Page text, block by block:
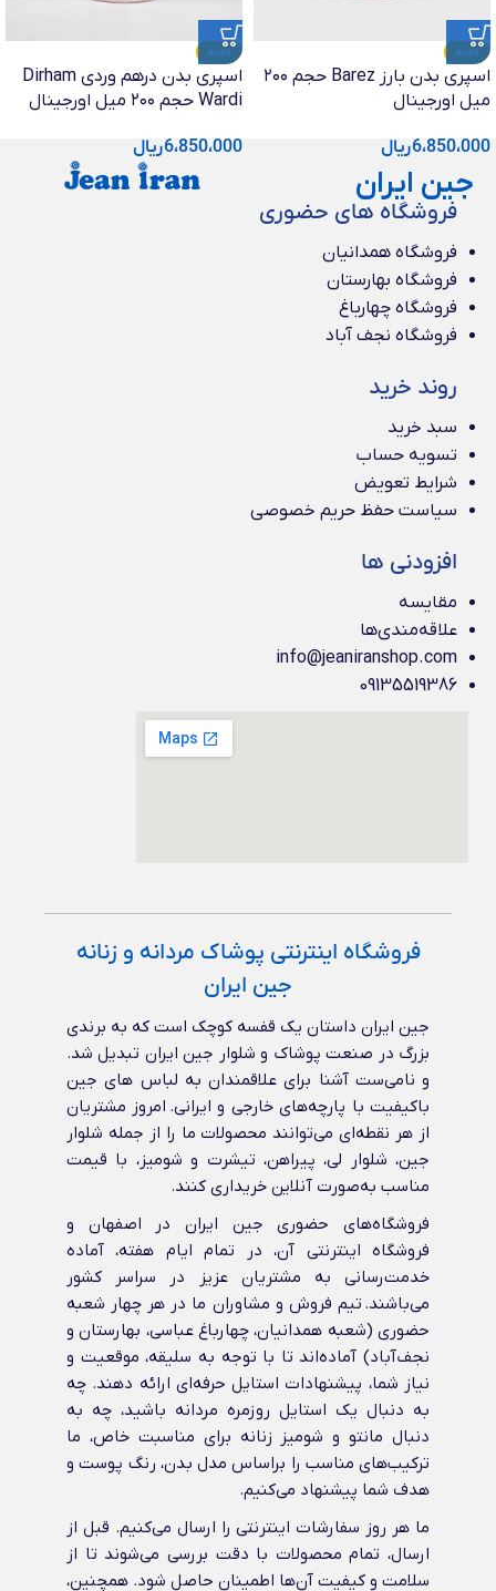
جدید
اسپری بدن بارز Barez حجم ۲۰۰
میل اورجینال
6،850،000ریال
جدید
اسپری بدن درهم وردی Dirham
Wardi حجم ۲۰۰ میل اورجینال
6،850،000ریال
جین ایران
فروشگاه های حضوری
فروشگاه همدانیان
فروشگاه بهارستان
فروشگاه چهارباغ
فروشگاه نجف آباد
روند خرید
سبد خرید
تسویه حساب
شرایط تعویض
سیاست حفظ حریم خصوصی
افزودنی ها
مقایسه
علاقه‌مندی‌ها
info@jeaniranshop.com
09135519386
فروشگاه اینترنتی پوشاک مردانه و زنانه
جین ایران
جین ایران داستان یک قفسه کوچک است که به برندی
بزرگ در صنعت پوشاک و شلوار جین ایران تبدیل شد.
و نامی‌ست آشنا برای علاقمندان به لباس های جین
باکیفیت با پارچه‌های خارجی و ایرانی‌. امروز مشتریان
از هر نقطه‌ای می‌توانند محصولات ما را از جمله شلوار
جین، شلوار لی، پیراهن، تیشرت و شومیز، با قیمت
مناسب به‌صورت آنلاین خریداری کنند.
فروشگاه‌های حضوری جین ایران در اصفهان و
فروشگاه اینترنتی آن، در تمام ایام هفته، آماده
خدمت‌رسانی به مشتریان عزیز در سراسر کشور
می‌باشند. تیم فروش و مشاوران ما در هر چهار شعبه
حضوری (شعبه همدانیان، چهارباغ عباسی، بهارستان و
نجف‌آباد) آماده‌اند تا با توجه به سلیقه، موقعیت و
نیاز شما، پیشنهادات استایل حرفه‌ای ارائه دهند. چه
به دنبال یک استایل روزمره مردانه باشید، چه به
دنبال مانتو و شومیز زنانه برای مناسبت خاص، ما
ترکیب‌های مناسب را براساس مدل بدن، رنگ پوست و
هدف شما پیشنهاد می‌کنیم.
ما هر روز سفارشات اینترنتی را ارسال می‌کنیم. قبل از
ارسال، تمام محصولات با دقت بررسی می‌شوند تا از
سلامت و کیفیت آن‌ها اطمینان حاصل شود. همچنین،